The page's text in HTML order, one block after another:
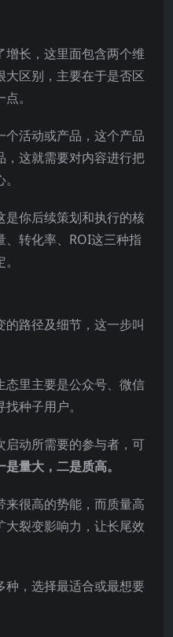
长，这里面包含两个维
大区别，主要在于是否区
。
活动或产品，这个产品
，这就需要对内容进行把
是你后续策划和执行的核
转化率、ROI这三种指
路径及细节，这一步叫
态里主要是公众号、微信
种子用户。
启动所需要的参与者，可
是量大，二是质高。
来很高的势能，而质量高
大裂变影响力，让长尾效
种，选择最适合或最想要